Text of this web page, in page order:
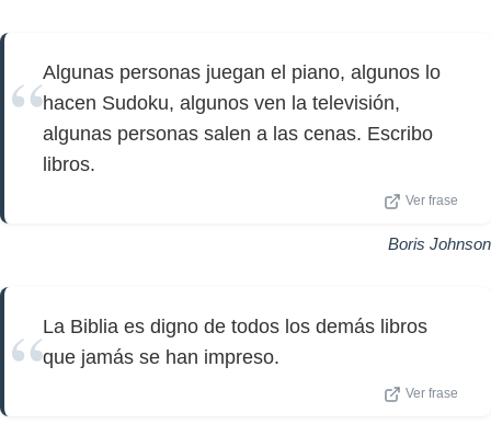
Algunas personas juegan el piano, algunos lo
hacen Sudoku, algunos ven la televisión,
algunas personas salen a las cenas. Escribo
libros.
Ver frase
Boris Johnson
La Biblia es digno de todos los demás libros
que jamás se han impreso.
Ver frase